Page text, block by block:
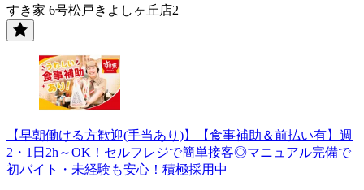
すき家 6号松戸きよしヶ丘店2
【早朝働ける方歓迎(手当あり)】【食事補助＆前払い有】週
2・1日2h～OK！セルフレジで簡単接客◎マニュアル完備で
初バイト・未経験も安心！積極採用中